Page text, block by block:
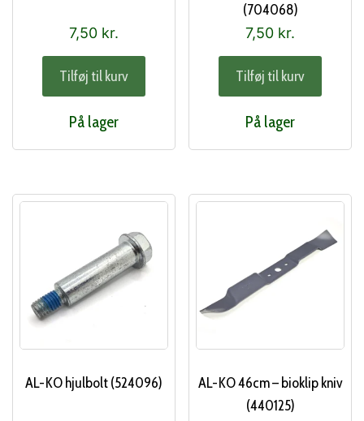
7,50 kr.
Tilføj til kurv
På lager
(704068)
7,50 kr.
Tilføj til kurv
På lager
AL-KO hjulbolt (524096)
AL-KO 46cm – bioklip kniv
(440125)